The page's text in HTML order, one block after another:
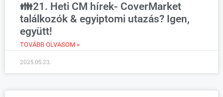
👪21. Heti CM hírek- CoverMarket
találkozók & egyiptomi utazás? Igen,
együtt!
TOVÁBB OLVASOM »
2025.05.23.